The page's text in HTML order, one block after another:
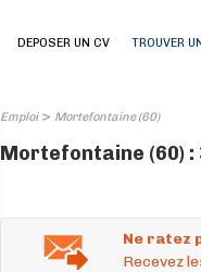
DEPOSER UN CV TROUVER
Emploi> Mortefontaine (60)
Mortefontaine (60) :
Ne ratez
Recevez